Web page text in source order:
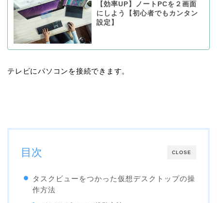
【効率UP】ノートPCを２画面
にしよう【初心者でもカンタン
設定】
テレビにパソコンを接続できます。
CLOSE
目次
タスクビューをつかった仮想デスクトップの操
作方法